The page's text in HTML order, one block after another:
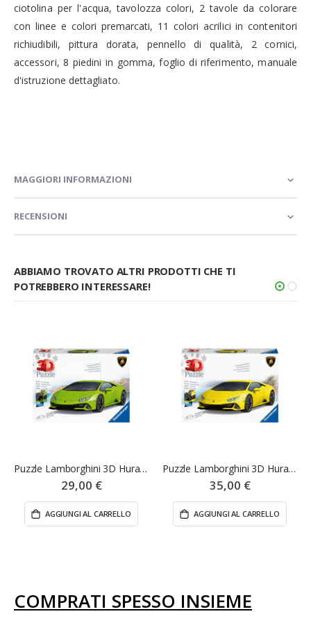
ciotolina per l'acqua, tavolozza colori, 2 tavole da colorare
con linee e colori premarcati, 11 colori acrilici in contenitori
richiudibili, pittura dorata, pennello di qualità, 2 cornici,
accessori, 8 piedini in gomma, foglio di riferimento, manuale
d'istruzione dettagliato.
MAGGIORI INFORMAZIONI
RECENSIONI
ABBIAMO TROVATO ALTRI PRODOTTI CHE TI
POTREBBERO INTERESSARE!
Puzzle Lamborghini 3D Huraca'n Evo Verde - Ravensburger
29,00 €
AGGIUNGI AL CARRELLO
Puzzle Lamborghini 3D Huraca'n Evo Giallo - Ravensburger
35,00 €
AGGIUNGI AL CARRELLO
COMPRATI SPESSO INSIEME